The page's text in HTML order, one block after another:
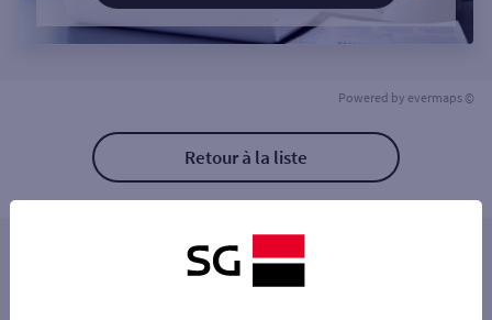
Powered by evermaps ©
Retour à la liste
Les distributeurs/automates à proximité